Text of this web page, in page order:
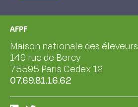
AFPF
Maison nationale des éleveurs
149 rue de Bercy
75595 Paris Cedex 12
07.69.81.16.62